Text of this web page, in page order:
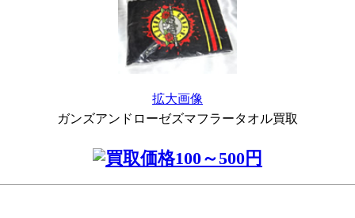
拡大画像
ガンズアンドローゼズマフラータオル買取